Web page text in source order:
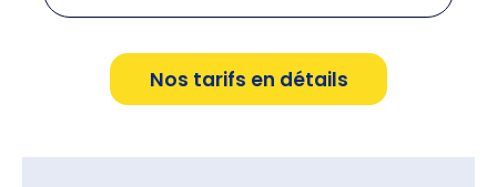
Nos tarifs en détails